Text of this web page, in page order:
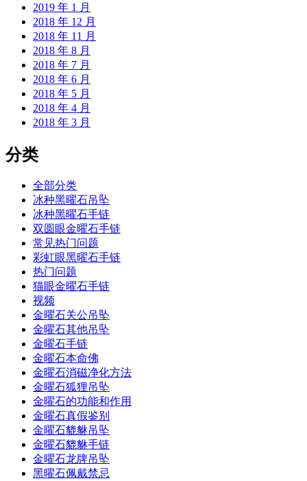
2019 年 1 月
2018 年 12 月
2018 年 11 月
2018 年 8 月
2018 年 7 月
2018 年 6 月
2018 年 5 月
2018 年 4 月
2018 年 3 月
分类
全部分类
冰种黑曜石吊坠
冰种黑曜石手链
双圆眼金曜石手链
常见热门问题
彩虹眼黑曜石手链
热门问题
猫眼金曜石手链
视频
金曜石关公吊坠
金曜石其他吊坠
金曜石手链
金曜石本命佛
金曜石消磁净化方法
金曜石狐狸吊坠
金曜石的功能和作用
金曜石真假鉴别
金曜石貔貅吊坠
金曜石貔貅手链
金曜石龙牌吊坠
黑曜石佩戴禁忌